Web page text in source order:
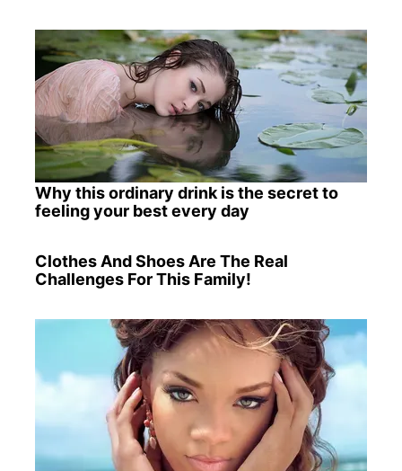
Why this ordinary drink is the secret to
feeling your best every day
Clothes And Shoes Are The Real
Challenges For This Family!